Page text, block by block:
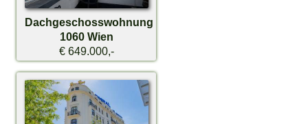
Dachgeschosswohnung
1060 Wien
€ 649.000,-